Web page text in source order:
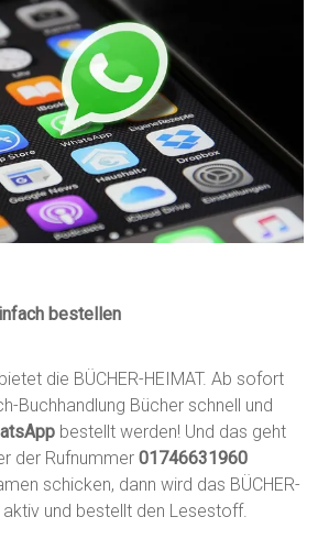
bestellen
die BÜCHER-HEIMAT. Ab sofort
Buchhandlung Bücher schnell und
bestellt werden! Und das geht
der Rufnummer01746631960
schicken, dann wird das BÜCHER-
und bestellt den Lesestoff.